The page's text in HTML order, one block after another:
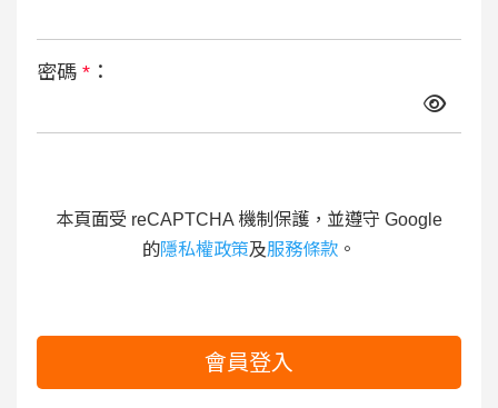
密碼 * ：
本頁面受 reCAPTCHA 機制保護，並遵守 Google
的隱私權政策及服務條款 。
會員登入